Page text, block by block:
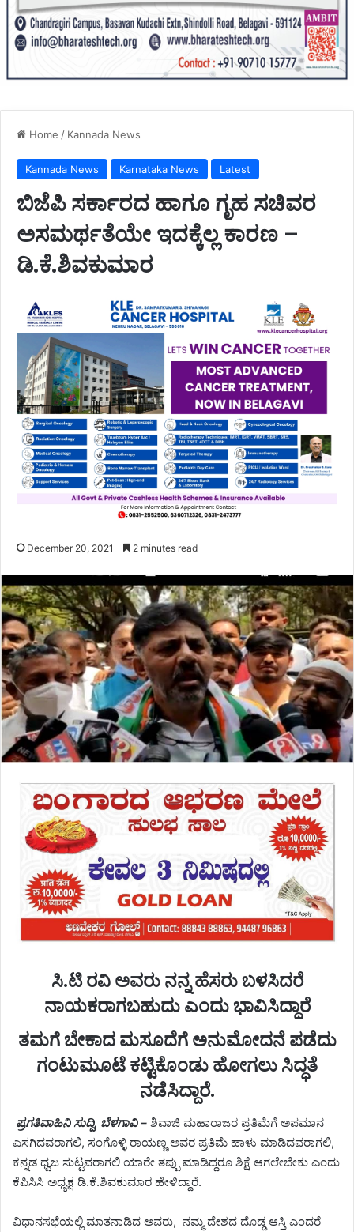
Home / Kannada News
Kannada News Karnataka News Latest
ಬಿಜೆಪಿ ಸರ್ಕಾರದ ಹಾಗೂ ಗೃಹ ಸಚಿವರ
ಅಸಮರ್ಥತೆಯೇ ಇದಕ್ಕೆಲ್ಲ ಕಾರಣ –
ಡಿ.ಕೆ.ಶಿವಕುಮಾರ
December 20, 2021 2 minutes read
ಸಿ.ಟಿ ರವಿ ಅವರು ನನ್ನ ಹೆಸರು ಬಳಸಿದರೆ
ನಾಯಕರಾಗಬಹುದು ಎಂದು ಭಾವಿಸಿದ್ದಾರೆ
ತಮಗೆ ಬೇಕಾದ ಮಸೂದೆಗೆ ಅನುಮೋದನೆ ಪಡೆದು
ಗಂಟುಮೂಟೆ ಕಟ್ಟಿಕೊಂಡು ಹೋಗಲು ಸಿದ್ಧತೆ
ನಡೆಸಿದ್ದಾರೆ.
ಪ್ರಗತಿವಾಹಿನಿ ಸುದ್ದಿ, ಬೆಳಗಾವಿ – ಶಿವಾಜಿ ಮಹಾರಾಜರ ಪ್ರತಿಮೆಗೆ ಅಪಮಾನ
ಎಸಗಿದವರಾಗಲಿ, ಸಂಗೊಳ್ಳಿ ರಾಯಣ್ಣ ಅವರ ಪ್ರತಿಮೆ ಹಾಳು ಮಾಡಿದವರಾಗಲಿ,
ಕನ್ನಡ ಧ್ವಜ ಸುಟ್ಟವರಾಗಲಿ ಯಾರೇ ತಪ್ಪು ಮಾಡಿದ್ದರೂ ಶಿಕ್ಷೆ ಆಗಲೇಬೇಕು ಎಂದು
ಕೆಪಿಸಿಸಿ ಅಧ್ಯಕ್ಷ ಡಿ.ಕೆ.ಶಿವಕುಮಾರ ಹೇಳಿದ್ದಾರೆ.
ವಿಧಾನಸಭೆಯಲ್ಲಿ ಮಾತನಾಡಿದ ಅವರು, ನಮ್ಮ ದೇಶದ ದೊಡ್ಡ ಆಸ್ತಿ ಎಂದರೆ